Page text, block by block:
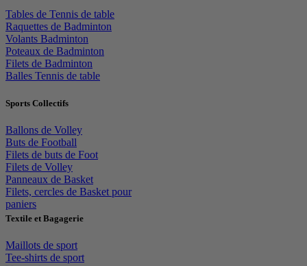
Tables de Tennis de table
Raquettes de Badminton
Volants Badminton
Poteaux de Badminton
Filets de Badminton
Balles Tennis de table
Sports Collectifs
Ballons de Volley
Buts de Football
Filets de buts de Foot
Filets de Volley
Panneaux de Basket
Filets, cercles de Basket pour
paniers
Textile et Bagagerie
Maillots de sport
Tee-shirts de sport